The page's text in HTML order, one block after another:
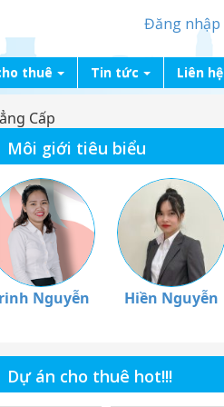
Đăng nhập
thuê Tin tức Liên hệ
Cấp
Môi giới tiêu biểu
Nguyễn Hiền Nguyễn
Dự án cho thuê hot!!!